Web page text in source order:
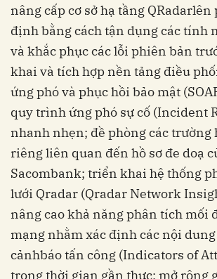
nâng cấpcơ sở hạ tầng QRadarlên
địnhbằng cáchtận dụng các tính
và khắc phục các lỗi phiên bản
khai và tích hợp nền tảng điều
ứng phó và phục hồi bảo mật
quy trìnhứng phó sự cố (Incident
nhanh nhẹn; đề phòngcác trường
riêng liên quan đến hồ sơ đe doạ
Sacombank; triển khai hệ thống
lưới Qradar (Qradar Network
nângcao khả năngphân tích mối
mạng nhằm xác địnhcác nội dung
cảnhbáo tấn công (Indicators of
trong thời gian gần thực; mở rộng